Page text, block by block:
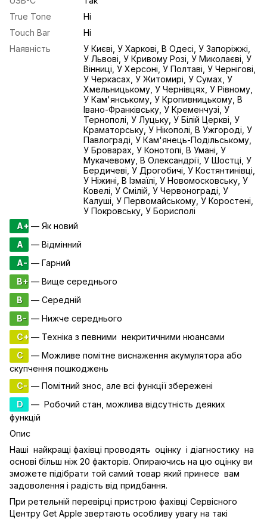
True Tone
Ні
Touch Bar
Ні
Наявність
У Києві, У Харкові, В Одесі, У Запоріжжі,
У Львові, У Кривому Розі, У Миколаєві, У
Вінниці, У Херсоні, У Полтаві, У Чернігові,
У Черкасах, У Житомирі, У Сумах, У
Хмельницькому, У Чернівцях, У Рівному,
У Кам'янському, У Кропивницькому, В
Івано-Франківську, У Кременчузі, У
Тернополі, У Луцьку, У Білій Церкві, У
Краматорську, У Нікополі, В Ужгороді, У
Павлограді, У Кам'янець-Подільському,
У Броварах, У Конотопі, В Умані, У
Мукачевому, В Олександрії, У Шостці, У
Бердичеві, У Дрогобичі, У Костянтинівці,
У Ніжині, В Ізмаїлі, У Новомосковську, У
Ковелі, У Смілій, У Червонограді, У
Калуші, У Первомайському, У Коростені,
У Покровську, У Борисполі
A+— Як новий
A
— Відмінний
A- — Гарний
B+ — Вище середнього
B
— Середній
B- — Нижче середнього
C+— Техніка з певними некритичними нюансами
C
— Можливе помітне виснаження акумулятора або
скупчення пошкоджень
C- — Помітний знос, але всі функції збережені
D
— Робочий стан, можлива відсутність деяких
функцій
Опис
Наші найкращі фахівці проводять оцінку і діагностику на
основі більш ніж 20 факторів. Опираючись на цю оцінку ви
зможете підібрати той самий товар який принесе вам
задоволення і радість від придбання.
При ретельній перевірці пристрою фахівці Сервісного
Центру Get Apple звертають особливу увагу на такі